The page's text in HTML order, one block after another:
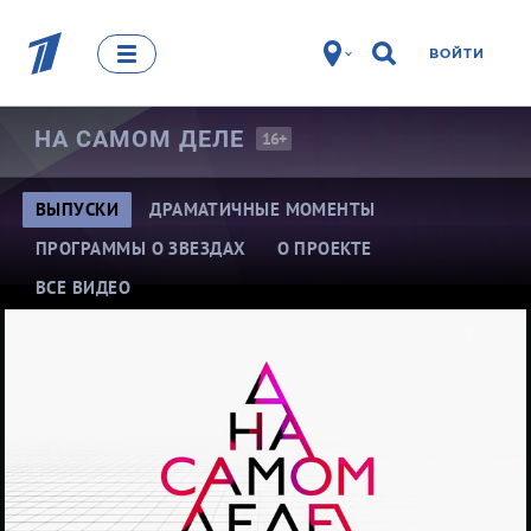
ВОЙТИ
НА САМОМ ДЕЛЕ 16+
ВЫПУСКИ
ДРАМАТИЧНЫЕ МОМЕНТЫ
ПРОГРАММЫ О ЗВЕЗДАХ
О ПРОЕКТЕ
ВСЕ ВИДЕО